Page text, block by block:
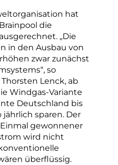
hat
die
„Die
in den Ausbau von
zwar zunächst
so
Lenck, ab
Windgas-Variante
Deutschland bis
jährlich sparen. Der
gewonnener
wird nicht
überflüssig.